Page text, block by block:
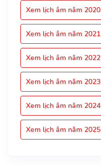
Xem lịch âm năm 2020
Xem lịch âm năm 2021
Xem lịch âm năm 2022
Xem lịch âm năm 2023
Xem lịch âm năm 2024
Xem lịch âm năm 2025